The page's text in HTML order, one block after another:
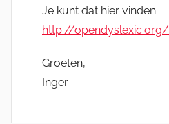
Je kunt dat hier vinden:
http://opendyslexic.org/
Groeten,
Inger